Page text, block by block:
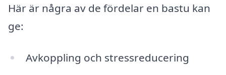
Här är några av de fördelar en bastu kan
ge:
Avkoppling och stressreducering